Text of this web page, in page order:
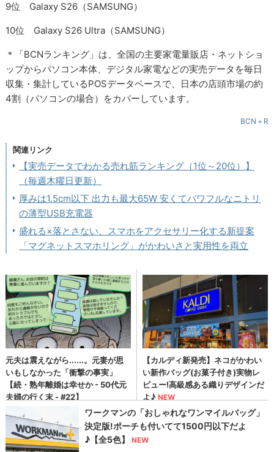
9位 Galaxy S26（SAMSUNG）
10位 Galaxy S26 Ultra（SAMSUNG）
＊「BCNランキング」は、全国の主要家電量販店・ネットショ
ップからパソコン本体、デジタル家電などの実売データを毎日
収集・集計しているPOSデータベースで、日本の店頭市場の約
4割（パソコンの場合）をカバーしています。
BCN＋R
関連リンク
【実売データでわかる売れ筋ランキング（1位～20位）】
（毎週木曜日更新）
厚みは1.5cm以下 出力も最大65W 安くてパワフルなニトリ
の薄型USB充電器
盛れる×落とさない、スマホをアクセサリー化する新提案
「マグネットスマホリング」がかわいさと実用性を両立